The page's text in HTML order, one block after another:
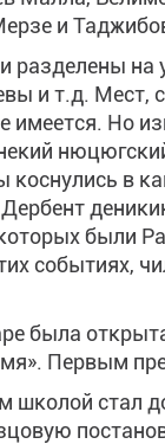
и
разделены
и т.д. Мест,
Но
коснулись в
были
событиях,
была
Первым
стал